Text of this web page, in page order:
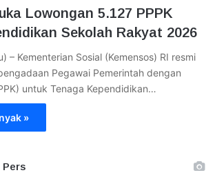
Lowongan 5.127 PPPK
Sekolah Rakyat 2026
– Kementerian Sosial (Kemensos) RI resmi
Pegawai Pemerintah dengan
untuk Tenaga Kependidikan…
»